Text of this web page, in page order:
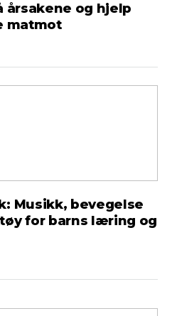
årsakene og hjelp
matmot
Musikk, bevegelse
for barns læring og